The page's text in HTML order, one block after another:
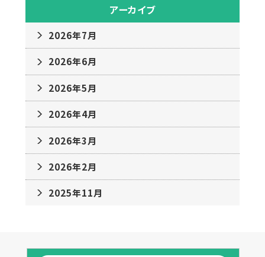
アーカイブ
2026年7月
2026年6月
2026年5月
2026年4月
2026年3月
2026年2月
2025年11月